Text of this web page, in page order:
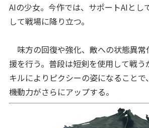
AIの少女。今作では、サポートAIとし
して戦場に降り立つ。
味方の回復や強化、敵への状態異常
援を行う。普段は短剣を使用して戦う
キルによりピクシーの姿になることで
機動力がさらにアップする。